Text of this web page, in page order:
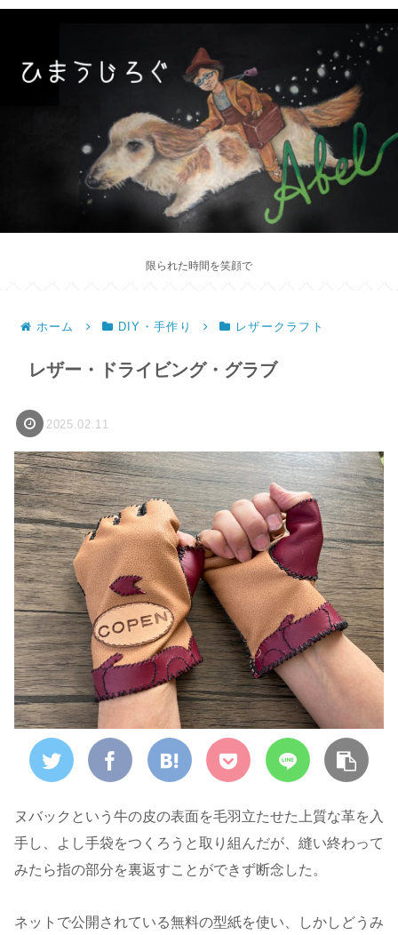
限られた時間を笑顔で
ホーム DIY・手作り レザークラフト
レザー・ドライビング・グラブ
2025.02.11
ヌバックという牛の皮の表面を毛羽立たせた上質な革を入
手し、よし手袋をつくろうと取り組んだが、縫い終わって
みたら指の部分を裏返すことができず断念した。
ネットで公開されている無料の型紙を使い、しかしどうみ